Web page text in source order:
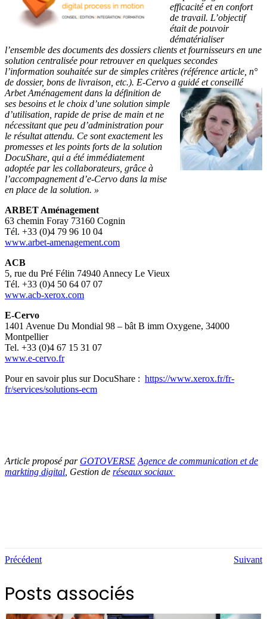
efficacité et en confort
de travail. L’objectif
était de pouvoir
dématérialiser
l’ensemble des documents des dossiers clients et fournisseurs en une
solution centralisée pour retrouver en quelques secondes
l’information souhaitée sur de simples critères (référence article, n°
de dossier, bons de livraison, etc.). E-Cervo a guidé et conseillé
ArbetAménagement dans la définition de
ses besoins et le choix d’une solution simple
d’utilisation, rapide de prise de main et ne
nécessitant que peu d’administration pour
le résultat attendu. Ce sont exactement les
promesses et les points forts de la solution
DocuShare, qui a été immédiatement
adoptée par les collaborateurs, grâce à
l’accompagnement d’e-Cervo dans la mise
en place de la solution. »
ARBET Aménagement
63 chemin Foray 73160 Cognin
Tél. +33 (0)4 79 96 10 04
www.arbet-amenagement.com
ACB
5, rue du Pré Félin 74940 Annecy Le Vieux
Tél. +33 (0)4 50 64 07 07
www.acb-xerox.com
E-Cervo
1401 Avenue Du Mondial 98 – bât B imm Oxygene, 34000
Montpellier
Tel. +33 (0)4 67 15 31 07
www.e-cervo.fr
Pour en savoir plus sur DocuShare : https://www.xerox.fr/fr-
fr/services/solutions-ecm
Article proposé par GOTOVERSE Agence de communication et de
markting digital, Gestion de réseaux sociaux
Précédent Suivant
Posts associés